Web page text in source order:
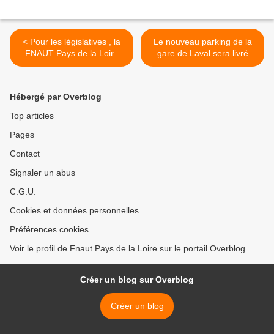
< Pour les législatives , la
FNAUT Pays de la Loire
questionne les candidats
Le nouveau parking de la
gare de Laval sera livré
pour le 23 juin >
Hébergé par Overblog
Top articles
Pages
Contact
Signaler un abus
C.G.U.
Cookies et données personnelles
Préférences cookies
Voir le profil de Fnaut Pays de la Loire sur le portail Overblog
Créer un blog sur Overblog
Créer un blog